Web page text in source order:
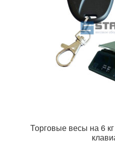
Торговые весы на 6